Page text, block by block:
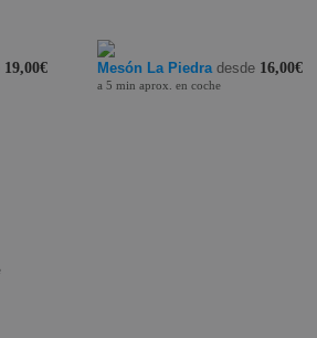
19,00€ Mesón La Piedra desde 16,00€
a 5 min aprox. en coche